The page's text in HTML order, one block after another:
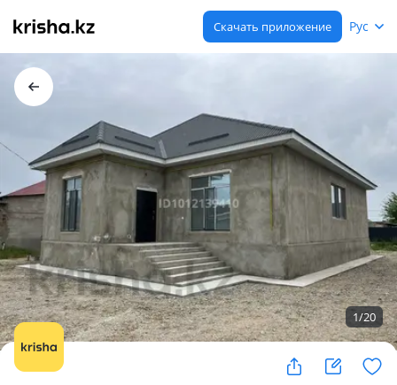
Скачать приложение Рус
1/20